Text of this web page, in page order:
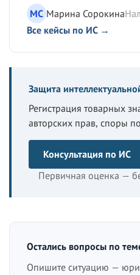
МС Марина Сорокина
Все кейсы по ИС →
Защита
Регистрация товарных
авторских прав, споры
Консультация по ИС
Первичная оценка —
Остались вопросы по
Опишите ситуацию —